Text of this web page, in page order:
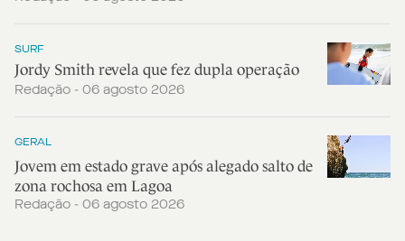
SURF
Jordy Smith revela que fez dupla operação
Redação - 06 agosto 2026
GERAL
Jovem em estado grave após alegado salto de
zona rochosa em Lagoa
Redação - 06 agosto 2026